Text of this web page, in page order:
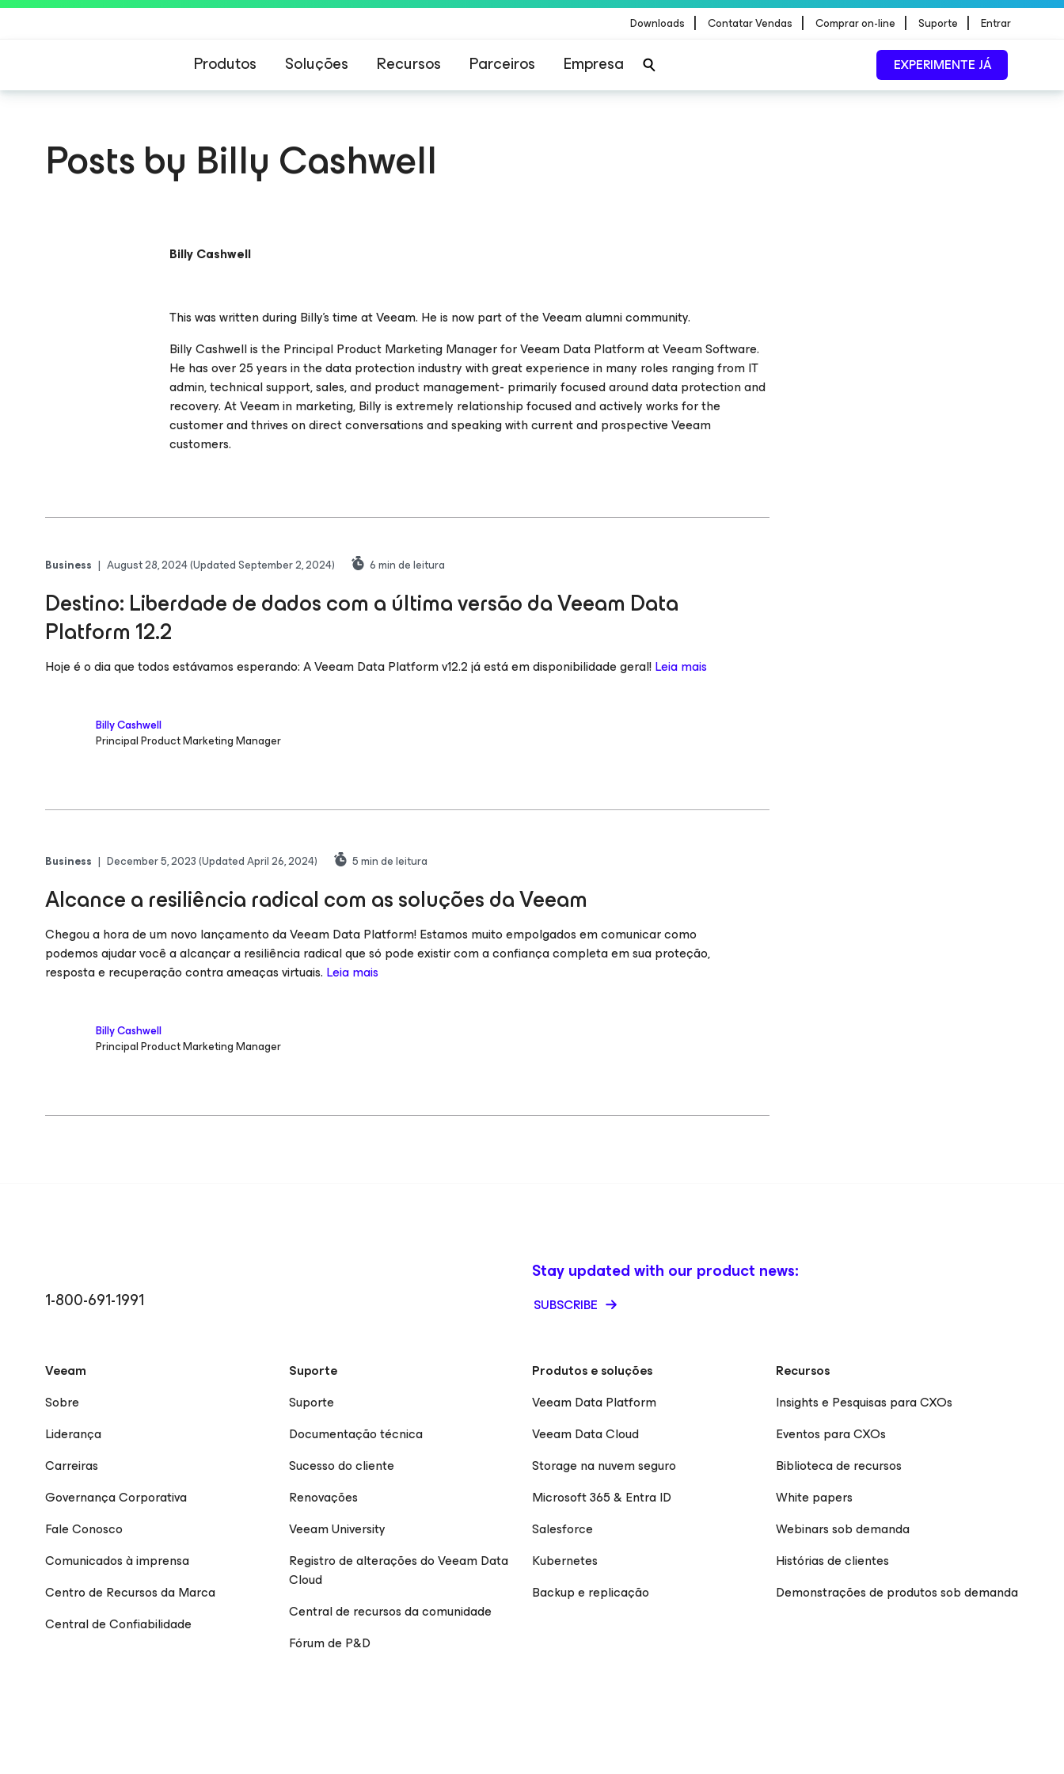
Downloads | Contatar Vendas | Comprar on-line | Suporte | Entrar
Produtos Soluções Recursos Parceiros Empresa EXPERIMENTE JÁ
Posts by Billy Cashwell
Billy Cashwell
This was written during Billy's time at Veeam. He is now part of the Veeam alumni community.
Billy Cashwell is the Principal Product Marketing Manager for Veeam Data Platform at Veeam Software.
He has over 25 years in the data protection industry with great experience in many roles ranging from IT
admin, technical support, sales, and product management- primarily focused around data protection and
recovery. At Veeam in marketing, Billy is extremely relationship focused and actively works for the
customer and thrives on direct conversations and speaking with current and prospective Veeam
customers.
Business | August 28, 2024(Updated September 2, 2024) 6min de leitura
Destino: Liberdade de dados com a última versão da Veeam Data
Platform 12.2
Hoje é o dia que todos estávamos esperando: A Veeam Data Platform v12.2 já está em disponibilidade geral!Leia mais
Billy Cashwell
Principal Product Marketing Manager
Business | December 5, 2023(Updated April 26, 2024) 5min de leitura
Alcance a resiliência radical com as soluções da Veeam
Chegou a hora de um novo lançamento da Veeam Data Platform! Estamos muito empolgados em comunicar como
podemos ajudar você a alcançar a resiliência radical que só pode existir com a confiança completa em sua proteção,
resposta e recuperação contra ameaças virtuais. Leia mais
Billy Cashwell
Principal Product Marketing Manager
1-800-691-1991
Stay updated with our product news:
SUBSCRIBE
Veeam
Sobre
Liderança
Carreiras
Governança Corporativa
Fale Conosco
Comunicados à imprensa
Centro de Recursos da Marca
Central de Confiabilidade
Suporte
Suporte
Documentação técnica
Sucesso do cliente
Renovações
Veeam University
Registro de alterações do Veeam Data
Cloud
Central de recursos da comunidade
Fórum de P&D
Produtos e soluções
Veeam Data Platform
Veeam Data Cloud
Storage na nuvem seguro
Microsoft 365 & Entra ID
Salesforce
Kubernetes
Backup e replicação
Recursos
Insights e Pesquisas para CXOs
Eventos para CXOs
Biblioteca de recursos
White papers
Webinars sob demanda
Histórias de clientes
Demonstrações de produtos sob demanda